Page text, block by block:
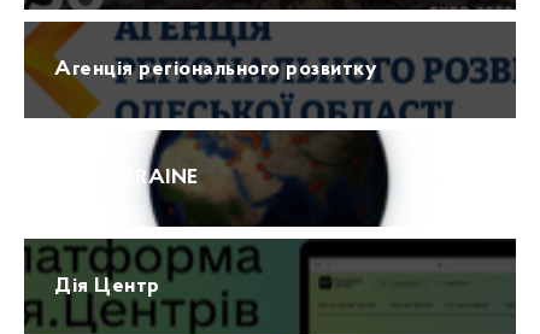
Агенція регіонального розвитку
ПРО UKRAINE
Дія Центр